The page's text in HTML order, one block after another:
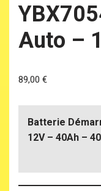
Auto –
89,00 €
Batterie
12V – 40Ah –